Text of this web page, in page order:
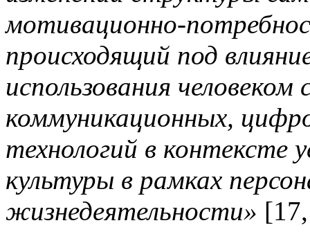
мотивационно-
происходящий под
использования
коммуникационных,
технологий в контексте
культуры в рамках
жизнедеятельности»